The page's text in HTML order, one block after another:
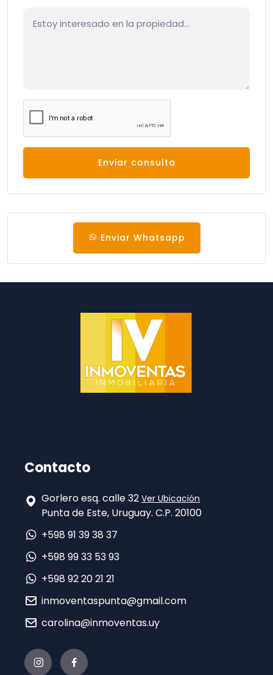
Enviar consulta
Enviar Whatsapp
Contacto
Gorlero esq. calle 32 Ver Ubicación
Punta de Este, Uruguay. C.P. 20100
+598 91 39 38 37
+598 99 33 53 93
+598 92 20 21 21
inmoventaspunta@gmail.com
carolina@inmoventas.uy